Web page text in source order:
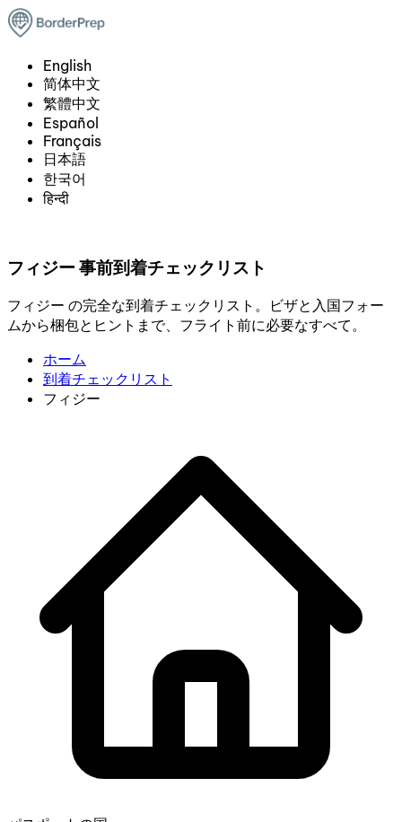
English
简体中文
繁體中文
Español
Français
日本語
한국어
हिन्दी
フィジー 事前到着チェックリスト
フィジー の完全な到着チェックリスト。ビザと入国フォー
ムから梱包とヒントまで、フライト前に必要なすべて。
ホーム
到着チェックリスト
フィジー